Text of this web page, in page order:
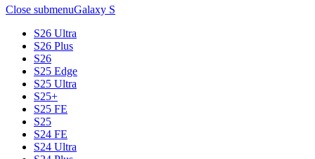
Close submenuGalaxy S
S26 Ultra
S26 Plus
S26
S25 Edge
S25 Ultra
S25+
S25 FE
S25
S24 FE
S24 Ultra